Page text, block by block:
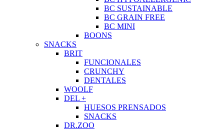
BC SUSTAINABLE
BC GRAIN FREE
BC MINI
BOONS
SNACKS
BRIT
FUNCIONALES
CRUNCHY
DENTALES
WOOLF
DEL +
HUESOS PRENSADOS
SNACKS
DR.ZOO